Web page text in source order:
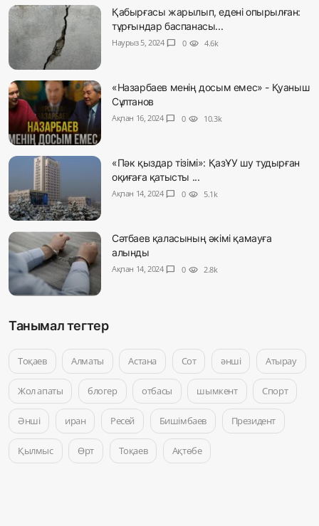
Қабырғасы жарылып, едені опырылған:
тұрғындар баспанасы...
Наурыз 5, 2024 chat_bubble 0 visibility 4.6k
«Назарбаев менің досым емес» - Қуаныш
Сұлтанов
Ақпан 16, 2024 chat_bubble 0 visibility 10.3k
«Пәк қыздар тізімі»: ҚазҰУ шу тудырған
оқиғаға қатысты ...
Ақпан 14, 2024 chat_bubble 0 visibility 5.1k
Сәтбаев қаласының әкімі қамауға
алынды
Ақпан 14, 2024 chat_bubble 0 visibility 2.8k
Танымал тегтер
Тоқаев Алматы Астана Сот әнші Атырау
Жол апаты блогер отбасы шымкент Спорт
Әнші иран Ресей Бишімбаев Президент
Қылмыс Өрт Тоқаев Ақтөбе